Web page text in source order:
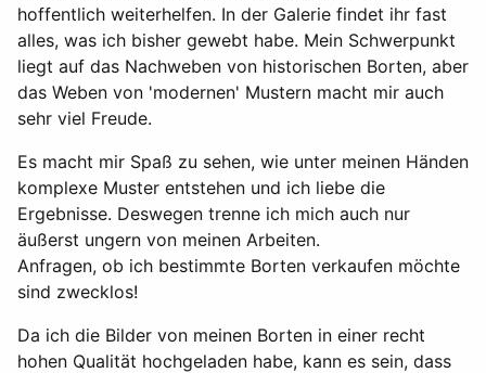
hoffentlich weiterhelfen. In der Galerie findet ihr fast
alles, was ich bisher gewebt habe. Mein Schwerpunkt
liegt auf das Nachweben von historischen Borten, aber
das Weben von 'modernen' Mustern macht mir auch
sehr viel Freude.
Es macht mir Spaß zu sehen, wie unter meinen Händen
komplexe Muster entstehen und ich liebe die
Ergebnisse. Deswegen trenne ich mich auch nur
äußerst ungern von meinen Arbeiten.
Anfragen, ob ich bestimmte Borten verkaufen möchte
sind zwecklos!
Da ich die Bilder von meinen Borten in einer recht
hohen Qualität hochgeladen habe, kann es sein, dass